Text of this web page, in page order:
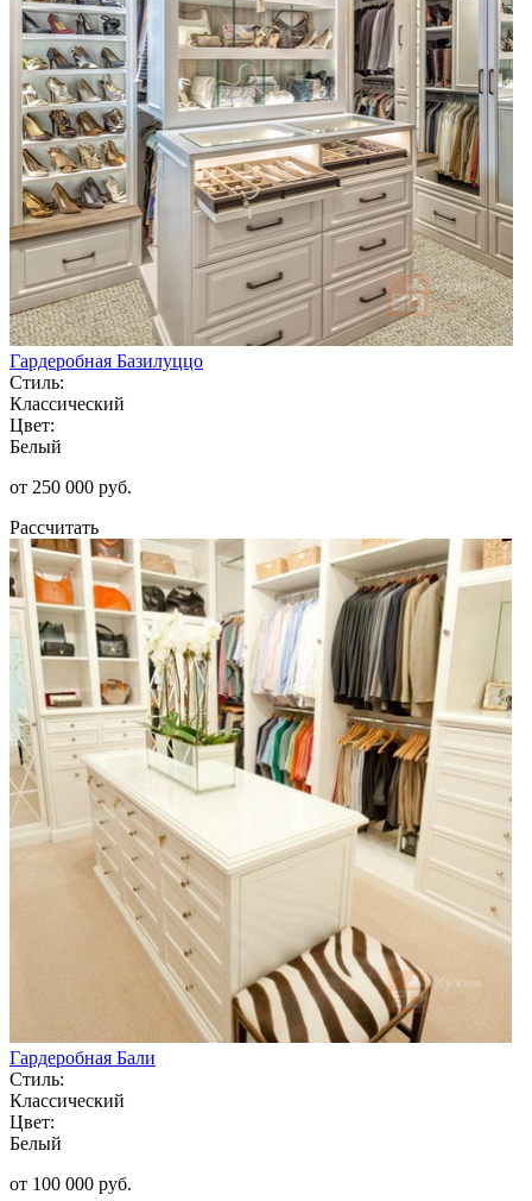
Гардеробная Базилуццо
Стиль:
Классический
Цвет:
Белый
от 250 000 руб.
Рассчитать
Гардеробная Бали
Стиль:
Классический
Цвет:
Белый
от 100 000 руб.